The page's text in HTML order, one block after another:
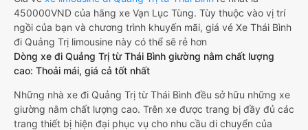
450000VND của hãng xe Vạn Lục Tùng. Tùy thuộc vào vị trí
ngồi của bạn và chương trình khuyến mãi, giá vé Xe Thái Bình
đi Quảng Trị limousine này có thể sẽ rẻ hơn
Dòng xe đi Quảng Trị từ Thái Bình giường nằm chất lượng
cao: Thoải mái, giá cả tốt nhất
Những nhà xe đi Quảng Trị từ Thái Bình đều sở hữu những xe
giường nằm chất lượng cao. Trên xe được trang bị đầy đủ các
trang thiết bị hiện đại phục vụ cho nhu cầu di chuyển của